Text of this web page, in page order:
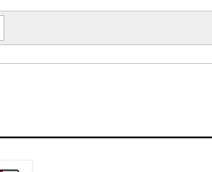
30.48cm(12인치)
31.24cm(12.3인치)